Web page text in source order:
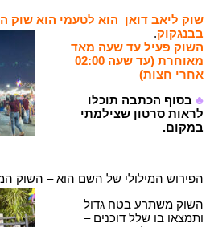
שוק ליאב דואן הוא לטעמי הוא שוק
בבנגקוק.
השוק פעיל עד שעה מאד
מאוחרת (עד שעה 02:00
אחרי חצות)
♣ בסוף הכתבה תוכלו
לראות סרטון שצילמתי
במקום.
הפירוש המילולי של השם הוא – השוק
השוק משתרע בטח גדול
ותמצאו בו שלל דוכנים –